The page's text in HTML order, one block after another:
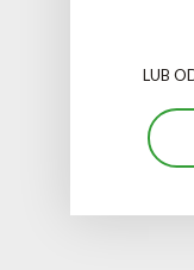
LUB